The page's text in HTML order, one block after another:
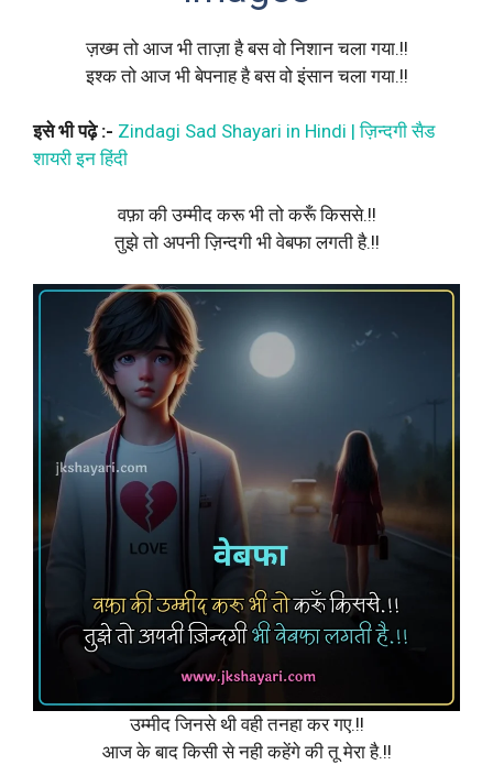
ज़ख्म तो आज भी ताज़ा है बस वो निशान चला गया.!!
इश्क तो आज भी बेपनाह है बस वो इंसान चला गया.!!
इसे भी पढ़े :- Zindagi Sad Shayari in Hindi | ज़िन्दगी सैड
शायरी इन हिंदी
वफ़ा की उम्मीद करू भी तो करूँ किससे.!!
तुझे तो अपनी ज़िन्दगी भी वेबफा लगती है.!!
उम्मीद जिनसे थी वही तनहा कर गए.!!
आज के बाद किसी से नही कहेंगे की तू मेरा है.!!